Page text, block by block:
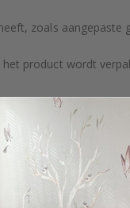
zoals
product wordt